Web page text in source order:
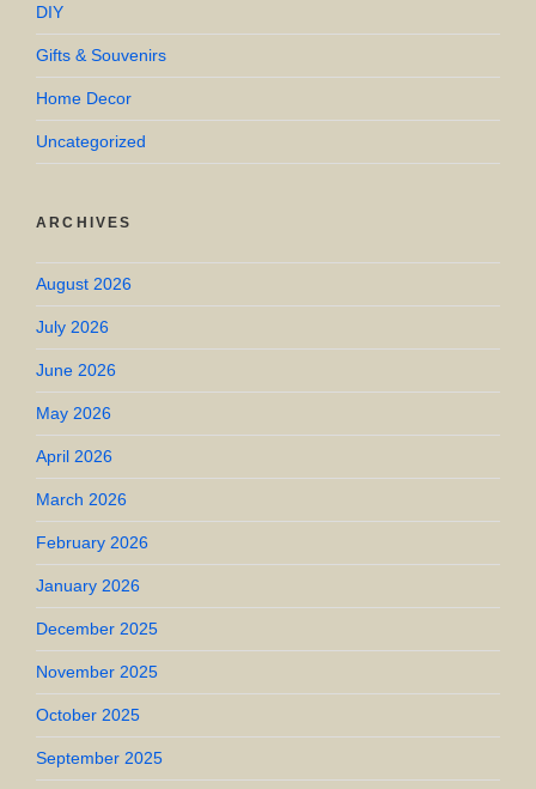
DIY
Gifts & Souvenirs
Home Decor
Uncategorized
ARCHIVES
August 2026
July 2026
June 2026
May 2026
April 2026
March 2026
February 2026
January 2026
December 2025
November 2025
October 2025
September 2025